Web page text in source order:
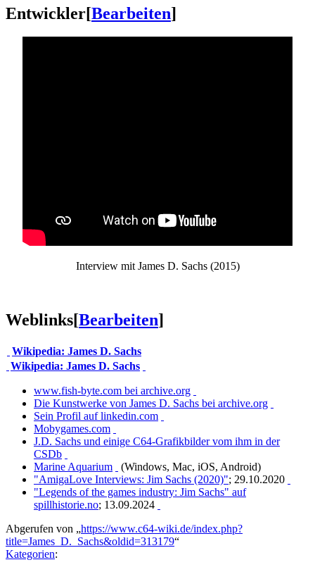
Entwickler[Bearbeiten]
Interview mit James D. Sachs (2015)
Weblinks[Bearbeiten]
Wikipedia: James D. Sachs
Wikipedia: James D. Sachs
www.fish-byte.com bei archive.org
Die Kunstwerke von James D. Sachs bei archive.org
Sein Profil auf linkedin.com
Mobygames.com
J.D. Sachs und einige C64-Grafikbilder vom ihm in der
CSDb
Marine Aquarium
(Windows, Mac, iOS, Android)
"AmigaLove Interviews: Jim Sachs (2020)"; 29.10.2020
"Legends of the games industry: Jim Sachs" auf
spillhistorie.no; 13.09.2024
Abgerufen von „https://www.c64-wiki.de/index.php?
title=James_D._Sachs&oldid=313179“
Kategorien: